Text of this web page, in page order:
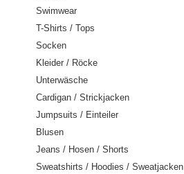
Swimwear
T-Shirts / Tops
Socken
Kleider / Röcke
Unterwäsche
Cardigan / Strickjacken
Jumpsuits / Einteiler
Blusen
Jeans / Hosen / Shorts
Sweatshirts / Hoodies / Sweatjacken